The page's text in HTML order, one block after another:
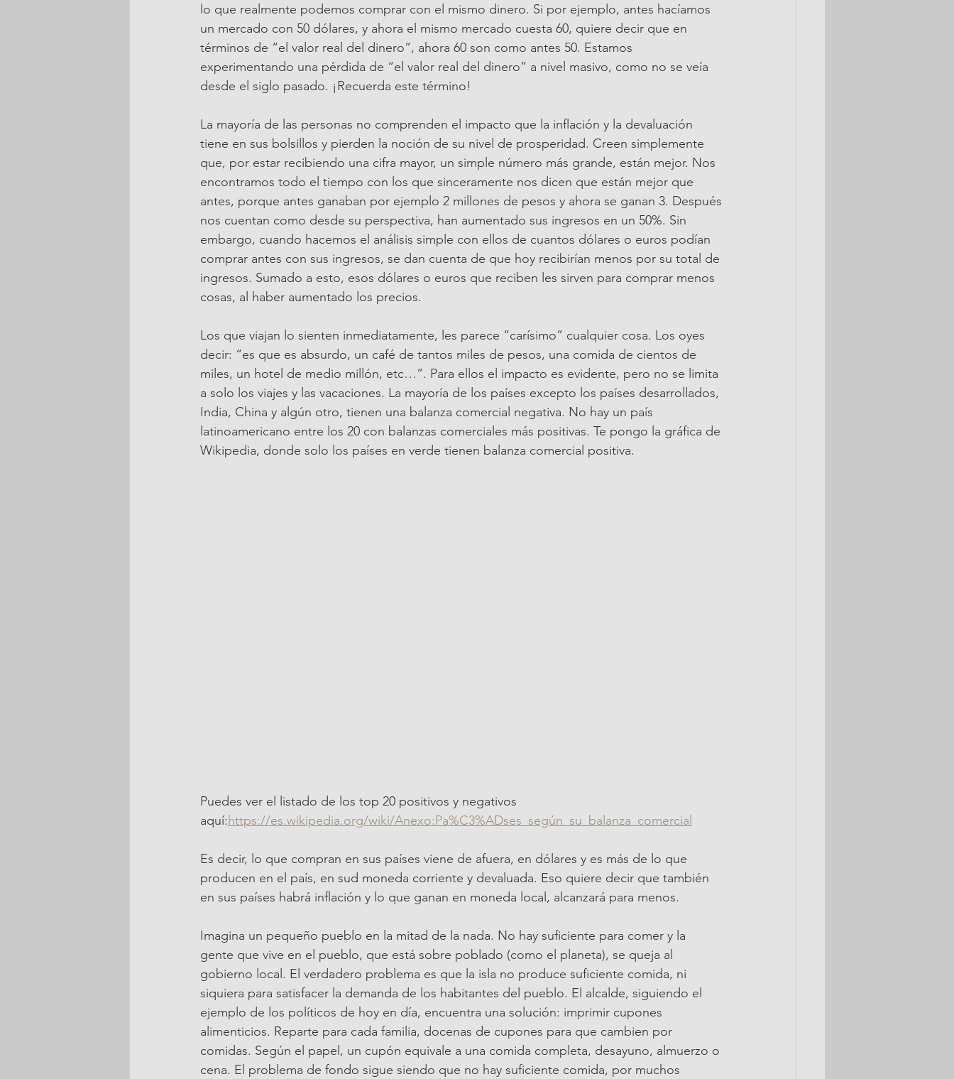
lo que realmente podemos comprar con el mismo dinero. Si por ejemplo, antes hacíamos
un mercado con 50 dólares, y ahora el mismo mercado cuesta 60, quiere decir que en
términos de “el valor real del dinero”, ahora 60 son como antes 50. Estamos
experimentando una pérdida de “el valor real del dinero” a nivel masivo, como no se veía
desde el siglo pasado. ¡Recuerda este término!
La mayoría de las personas no comprenden el impacto que la inflación y la devaluación
tiene en sus bolsillos y pierden la noción de su nivel de prosperidad. Creen simplemente
que, por estar recibiendo una cifra mayor, un simple número más grande, están mejor. Nos
encontramos todo el tiempo con los que sinceramente nos dicen que están mejor que
antes, porque antes ganaban por ejemplo 2 millones de pesos y ahora se ganan 3. Después
nos cuentan como desde su perspectiva, han aumentado sus ingresos en un 50%. Sin
embargo, cuando hacemos el análisis simple con ellos de cuantos dólares o euros podían
comprar antes con sus ingresos, se dan cuenta de que hoy recibirían menos por su total de
ingresos. Sumado a esto, esos dólares o euros que reciben les sirven para comprar menos
cosas, al haber aumentado los precios.
Los que viajan lo sienten inmediatamente, les parece “carísimo” cualquier cosa. Los oyes
decir: “es que es absurdo, un café de tantos miles de pesos, una comida de cientos de
miles, un hotel de medio millón, etc…”. Para ellos el impacto es evidente, pero no se limita
a solo los viajes y las vacaciones. La mayoría de los países excepto los países desarrollados,
India, China y algún otro, tienen una balanza comercial negativa. No hay un país
latinoamericano entre los 20 con balanzas comerciales más positivas. Te pongo la gráfica de
Wikipedia, donde solo los países en verde tienen balanza comercial positiva.
Puedes ver el listado de los top 20 positivos y negativos
aquí:https://es.wikipedia.org/wiki/Anexo:Pa%C3%ADses_según_su_balanza_comercial
Es decir, lo que compran en sus países viene de afuera, en dólares y es más de lo que
producen en el país, en sud moneda corriente y devaluada. Eso quiere decir que también
en sus países habrá inflación y lo que ganan en moneda local, alcanzará para menos.
Imagina un pequeño pueblo en la mitad de la nada. No hay suficiente para comer y la
gente que vive en el pueblo, que está sobre poblado (como el planeta), se queja al
gobierno local. El verdadero problema es que la isla no produce suficiente comida, ni
siquiera para satisfacer la demanda de los habitantes del pueblo. El alcalde, siguiendo el
ejemplo de los políticos de hoy en día, encuentra una solución: imprimir cupones
alimenticios. Reparte para cada familia, docenas de cupones para que cambien por
comidas. Según el papel, un cupón equivale a una comida completa, desayuno, almuerzo o
cena. El problema de fondo sigue siendo que no hay suficiente comida, por muchos